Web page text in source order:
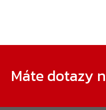
Máte dotazy